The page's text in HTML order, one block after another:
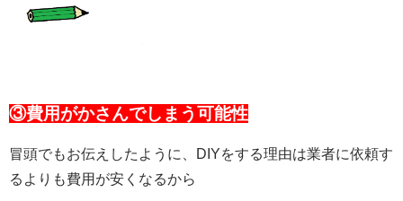
③費用がかさんでしまう可能性
冒頭でもお伝えしたように、DIYをする理由は業者に依頼す
るよりも費用が安くなるから